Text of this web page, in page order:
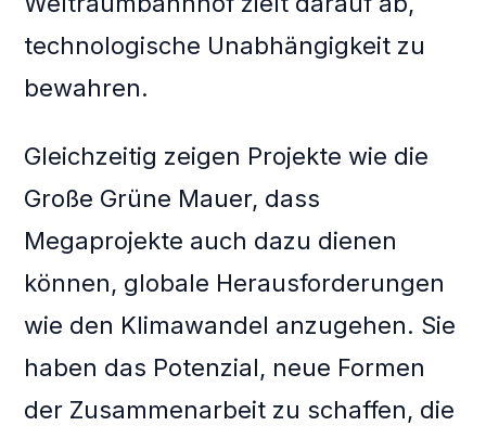
technologische Unabhängigkeit zu
bewahren.
Gleichzeitig zeigen Projekte wie die
Große Grüne Mauer, dass
Megaprojekte auch dazu dienen
können, globale Herausforderungen
wie den Klimawandel anzugehen. Sie
haben das Potenzial, neue Formen
der Zusammenarbeit zu schaffen, die